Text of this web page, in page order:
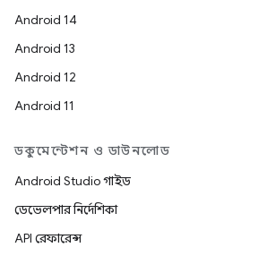
Android 14
Android 13
Android 12
Android 11
ডকুমেন্টেশন ও ডাউনলোড
Android Studio গাইড
ডেভেলপার নির্দেশিকা
API রেফারেন্স